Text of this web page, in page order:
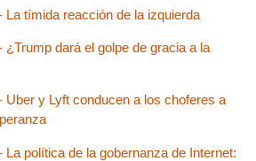
tímida reacción de la izquierda
dará el golpe de gracia a la
Uber y Lyft conducen a los choferes a
política de la gobernanza de Internet: